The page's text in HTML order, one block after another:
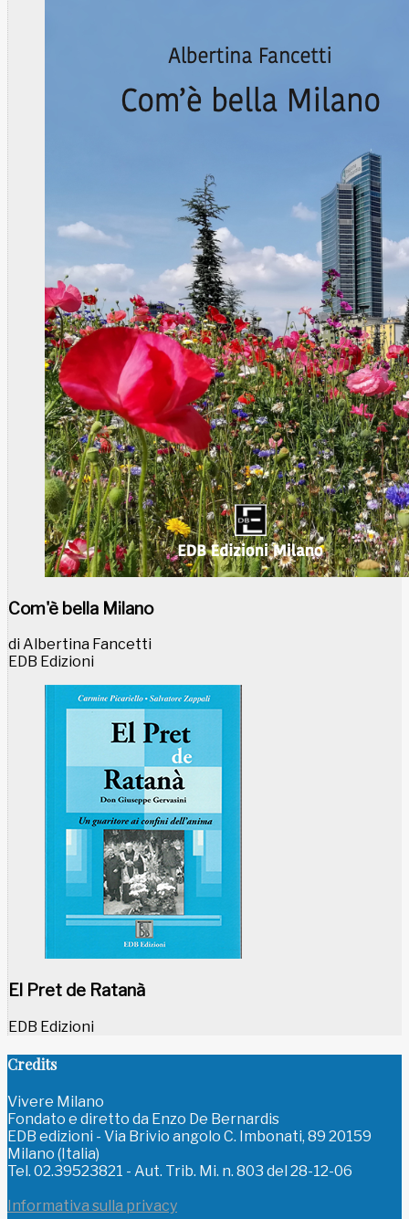
Com'è bella Milano
di Albertina Fancetti
EDB Edizioni
El Pret de Ratanà
EDB Edizioni
Credits
Vivere Milano
Fondato e diretto da Enzo De Bernardis
EDB edizioni - Via Brivio angolo C. Imbonati, 89 20159
Milano (Italia)
Tel. 02.39523821 - Aut. Trib. Mi. n. 803 del 28-12-06
Informativa sulla privacy